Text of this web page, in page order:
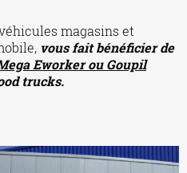
magasins et
vous fait bénéficier de
Eworker ou Goupil
trucks.